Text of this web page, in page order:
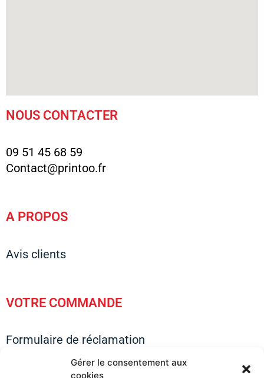
Gérer le consentement aux
cookies
VOTRE COMMANDE
Formulaire de réclamation
Questions sur vos commandes
Questions sur les tailles & Visuels
NOUS CONTACTER
09 51 45 68 59
Contact@printoo.fr
A PROPOS
Avis clients